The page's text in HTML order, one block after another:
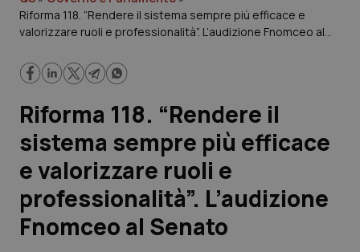
Regioni e Asl
Lavoro e Professioni
Scienza e Farmaci
Studi e Analisi
Lettere al direttore
Riforma 118. “Rendere il sistema sempre più efficace e
valorizzare ruoli e professionalità”. L’audizione Fnomceo al
Riforma 118. “Rendere il
sistema sempre più efficace
e valorizzare ruoli e
professionalità”. L’audizione
Fnomceo al Senato